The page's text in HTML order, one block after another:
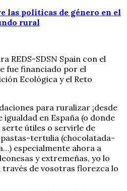
las políticas de género en el
rural
REDS-SDSN Spain con el
fue financiado por el
Ecológica y el Reto
para ruralizar ¡desde
en España (o donde
útiles o servirle de
tertulia (chocolatada-
especialmente ahora a
y extremeñas, yo lo
través de vosotras florezca lo